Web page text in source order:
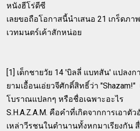
หนังฮีโร่ดีซี
เลยขอถือโอกาสนี้นำเสนอ 21 เกร็ดภา
เวทมนตร์เค้าสักหน่อย
[1] เด็กชายวัย 14 'บิลลี่ แบทสัน' แปลงก
ยามเอื้อนเอ่ยวจีศักดิ์สิทธิ์ว่า
โบราณแปลกๆ หรือชื่อเฉพาะอะไร
S.H.A.Z.A.M. คือคำที่เกิดจากการเอา
เหล่าวีรชนในตำนานทั้งหกมาเรียงกัน